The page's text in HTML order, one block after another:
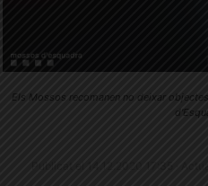
Els Mossos recomanen no deixar